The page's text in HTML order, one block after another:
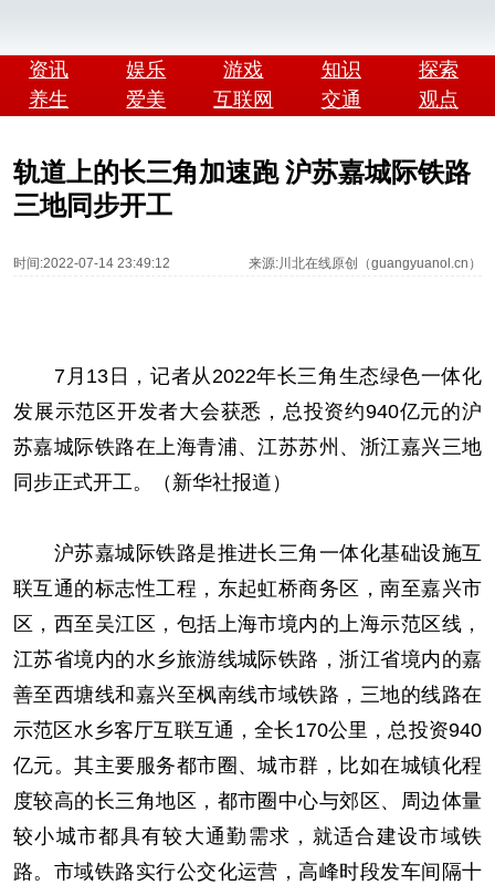
资讯 娱乐 游戏 知识
探索
养生
爱美 互联网 交通 观点
轨道上的长三角加速跑 沪苏嘉城际铁路
三地同步开工
时间:2022-07-14 23:49:12 来源:川北在线原创（guangyuanol.cn）
7月13日，记者从2022年长三角生态绿色一体化
发展示范区开发者大会获悉，总投资约940亿元的沪
苏嘉城际铁路在上海青浦、江苏苏州、浙江嘉兴三地
同步正式开工。（新华社报道）
沪苏嘉城际铁路是推进长三角一体化基础设施互
联互通的标志性工程，东起虹桥商务区，南至嘉兴市
区，西至吴江区，包括上海市境内的上海示范区线，
江苏省境内的水乡旅游线城际铁路，浙江省境内的嘉
善至西塘线和嘉兴至枫南线市域铁路，三地的线路在
示范区水乡客厅互联互通，全长170公里，总投资940
亿元。其主要服务都市圈、城市群，比如在城镇化程
度较高的长三角地区，都市圈中心与郊区、周边体量
较小城市都具有较大通勤需求，就适合建设市域铁
路。市域铁路实行公交化运营，高峰时段发车间隔十